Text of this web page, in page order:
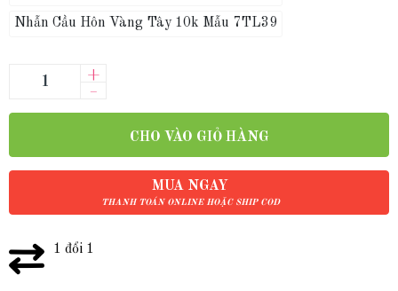
Nhẫn Cầu Hôn Vàng Tây 10k Mẫu 7TL39
–
+
CHO VÀO GIỎ HÀNG
MUA NGAY
THANH TOÁN ONLINE HOẶC SHIP COD
1 đổi 1